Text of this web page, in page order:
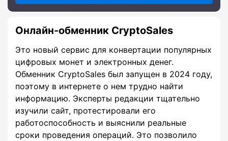
Онлайн-обменник CryptoSales
Это новый сервис для конвертации популярных
цифровых монет и электронных денег.
Обменник CryptoSales был запущен в 2024 году,
поэтому в интернете о нем трудно найти
информацию. Эксперты редакции тщательно
изучили сайт, протестировали его
работоспособность и выяснили реальные
сроки проведения операций. Это позволило